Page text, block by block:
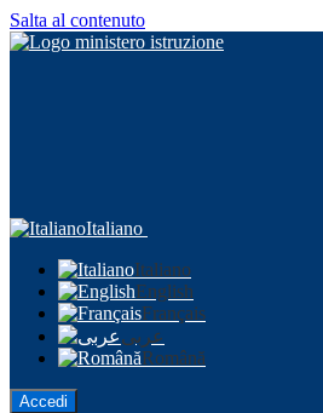
Salta al contenuto
Italiano
Italiano
English
Français
عربى
Română
Accedi